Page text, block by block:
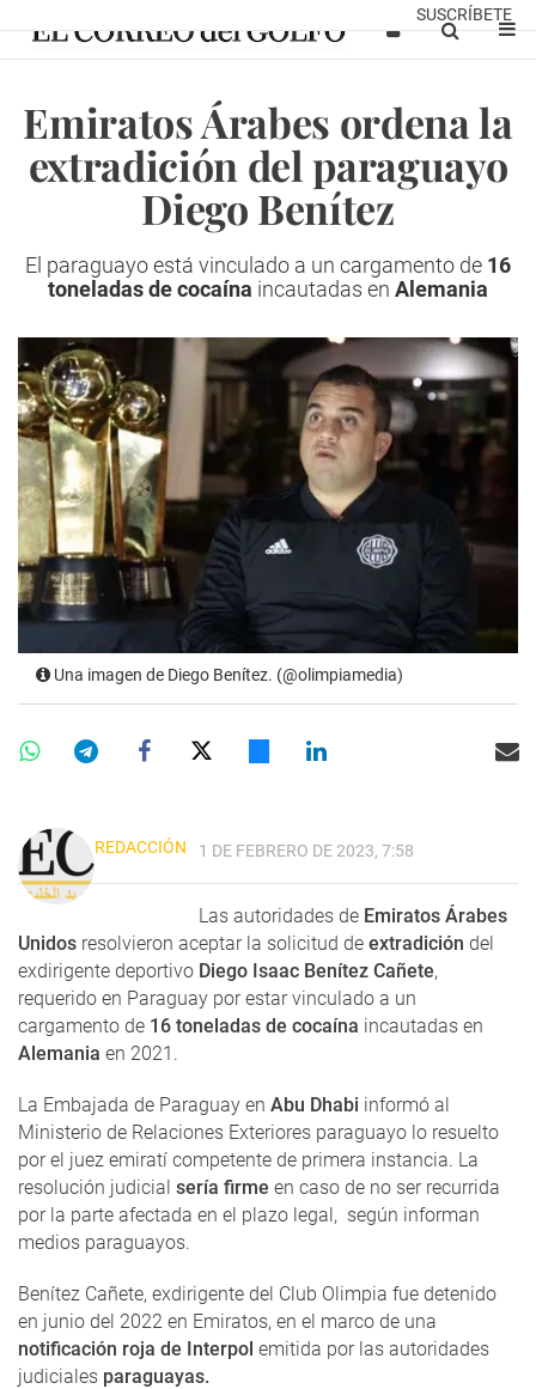
SUSCRÍBETE
Emiratos Árabes ordena la
extradición del paraguayo
Diego Benítez
El paraguayo está vinculado a un cargamento de 16
toneladas de cocaína incautadas en Alemania
Una imagen de Diego Benítez. (@olimpiamedia)
REDACCIÓN 1 DE FEBRERO DE 2023, 7:58
Las autoridades de Emiratos Árabes
Unidos resolvieron aceptar la solicitud de extradición del
exdirigente deportivo Diego Isaac Benítez Cañete,
requerido en Paraguay por estar vinculado a un
cargamento de 16 toneladas de cocaína incautadas en
Alemania en 2021.
La Embajada de Paraguay en Abu Dhabi informó al
Ministerio de Relaciones Exteriores paraguayo lo resuelto
por el juez emiratí competente de primera instancia. La
resolución judicial sería firme en caso de no ser recurrida
por la parte afectada en el plazo legal, según informan
medios paraguayos.
Benítez Cañete, exdirigente del Club Olimpia fue detenido
en junio del 2022 en Emiratos, en el marco de una
notificación roja de Interpol emitida por las autoridades
judiciales paraguayas.